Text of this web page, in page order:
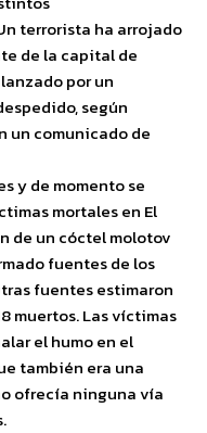
terrorista ha arrojado
de la capital de
por un
según
un comunicado de
y de momento se
mortales en El
de un cóctel molotov
fuentes de los
fuentes estimaron
muertos. Las víctimas
el humo en el
también era una
ofrecía ninguna vía